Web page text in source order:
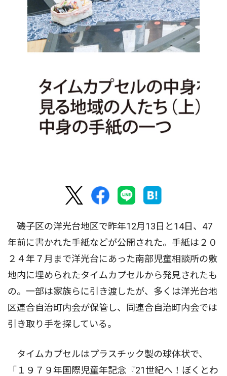
磯子区の洋光台地区で昨年12月13日と14日、47
年前に書かれた手紙などが公開された。手紙は２０
２４年７月まで洋光台にあった南部児童相談所の敷
地内に埋められたタイムカプセルから発見されたも
の。一部は家族らに引き渡したが、多くは洋光台地
区連合自治町内会が保管し、同連合自治町内会では
引き取り手を探している。
タイムカプセルはプラスチック製の球体状で、
「１９７９年国際児童年記念『21世紀へ！ぼくとわ